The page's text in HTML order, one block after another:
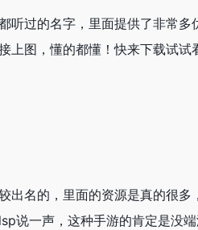
听过的名字，里面提供了非常
上图，懂的都懂！快来下载试试
出名的，里面的资源是真的很
说一声，这种手游的肯定是没端